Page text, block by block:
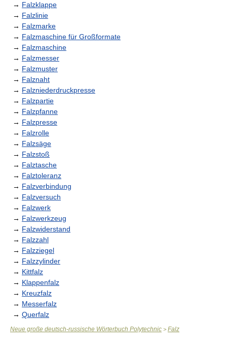
→ Falzklappe
→ Falzlinie
→ Falzmarke
→ Falzmaschine für Großformate
→ Falzmaschine
→ Falzmesser
→ Falzmuster
→ Falznaht
→ Falzniederdruckpresse
→ Falzpartie
→ Falzpfanne
→ Falzpresse
→ Falzrolle
→ Falzsäge
→ Falzstoß
→ Falztasche
→ Falztoleranz
→ Falzverbindung
→ Falzversuch
→ Falzwerk
→ Falzwerkzeug
→ Falzwiderstand
→ Falzzahl
→ Falzziegel
→ Falzzylinder
→ Kittfalz
→ Klappenfalz
→ Kreuzfalz
→ Messerfalz
→ Querfalz
Neue große deutsch-russische Wörterbuch Polytechnic > Falz